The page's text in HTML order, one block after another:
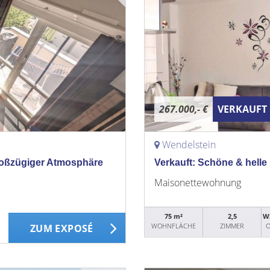
Atmosphäre
ZUM EXPOSÉ
267.000,- € VERKAUFT
Wendelstein
Verkauft: Schöne &
Maisonettewohnung
75 m²
WOHNFLÄCHE
2,5
ZIMMER